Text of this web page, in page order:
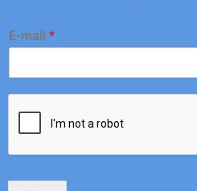
E-mail *